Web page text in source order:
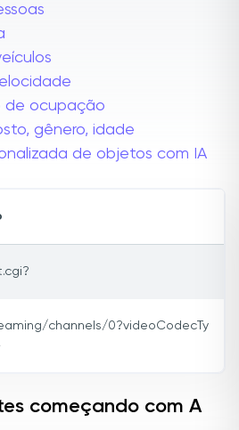
de ocupação
gênero, idade
de objetos com IA
channels/0?videoCodecTy
começando com A